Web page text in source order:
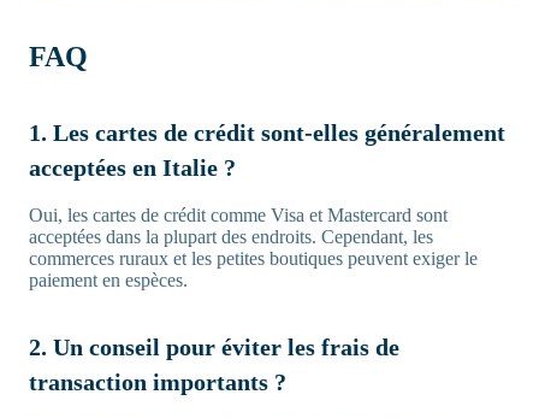
FAQ
1. Les cartes de crédit sont-elles généralement
acceptées en Italie ?
Oui, les cartes de crédit comme Visa et Mastercard sont
acceptées dans la plupart des endroits. Cependant, les
commerces ruraux et les petites boutiques peuvent exiger le
paiement en espèces.
2. Un conseil pour éviter les frais de
transaction importants ?